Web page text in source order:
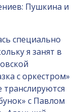
Пушкина и
специально
я занят в
с оркестром»
транслируются
с Павлом